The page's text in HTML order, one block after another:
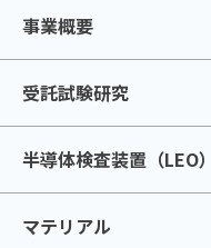
事業概要
受託試験研究
半導体検査装置（LEO）
マテリアル